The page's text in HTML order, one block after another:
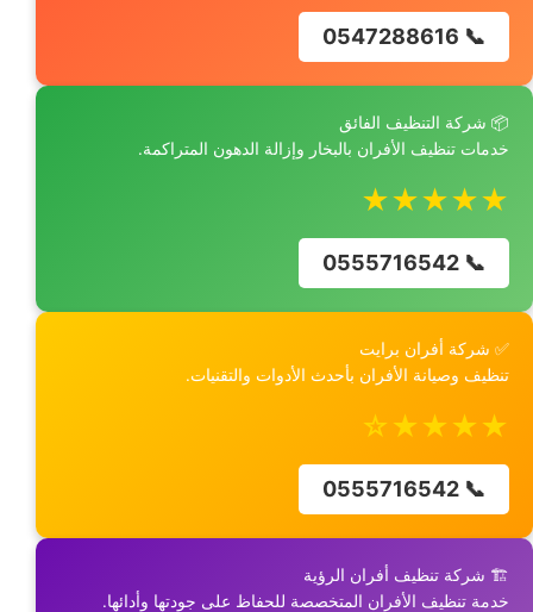
📞 0547288616
📦 شركة التنظيف الفائق
خدمات تنظيف الأفران بالبخار وإزالة الدهون المتراكمة.
★★★★★
📞 0555716542
✅ شركة أفران برايت
تنظيف وصيانة الأفران بأحدث الأدوات والتقنيات.
★★★★☆
📞 0555716542
🏗️ شركة تنظيف أفران الرؤية
خدمة تنظيف الأفران المتخصصة للحفاظ على جودتها وأدائها.